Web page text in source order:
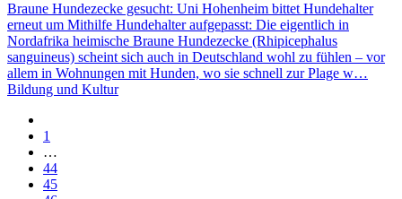
Braune Hundezecke gesucht: Uni Hohenheim bittet Hundehalter
erneut um Mithilfe Hundehalter aufgepasst: Die eigentlich in
Nordafrika heimische Braune Hundezecke (Rhipicephalus
sanguineus) scheint sich auch in Deutschland wohl zu fühlen – vor
allem in Wohnungen mit Hunden, wo sie schnell zur Plage w…
Bildung und Kultur
1
…
44
45